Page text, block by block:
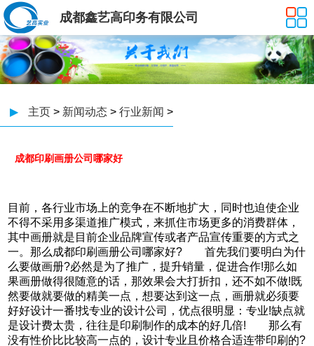
成都鑫艺高印务有限公司
▶ 主页 > 新闻动态 > 行业新闻 >
成都印刷画册公司哪家好
目前，各行业市场上的竞争在不断地扩大，同时也迫使企业
不得不采用多渠道推广模式，来抓住市场更多的消费群体，
其中画册就是目前企业品牌宣传或者产品宣传重要的方式之
一。那么成都印刷画册公司哪家好? 首先我们要明白为什
么要做画册?必然是为了推广，提升销量，促进合作!那么如
果画册做得很随意的话，那效果会大打折扣，还不如不做!既
然要做就要做的精美一点，想要达到这一点，画册就必须要
好好设计一番!找专业的设计公司，优点很明显：专业!缺点就
是设计费太贵，往往是印刷制作的成本的好几倍! 那么有
没有性价比比较高一点的，设计专业且价格合适连带印刷的?